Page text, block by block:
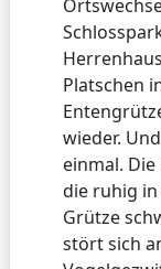
Platschen
wieder.
einmal. Die
die ruhig
Grütze
stört sich